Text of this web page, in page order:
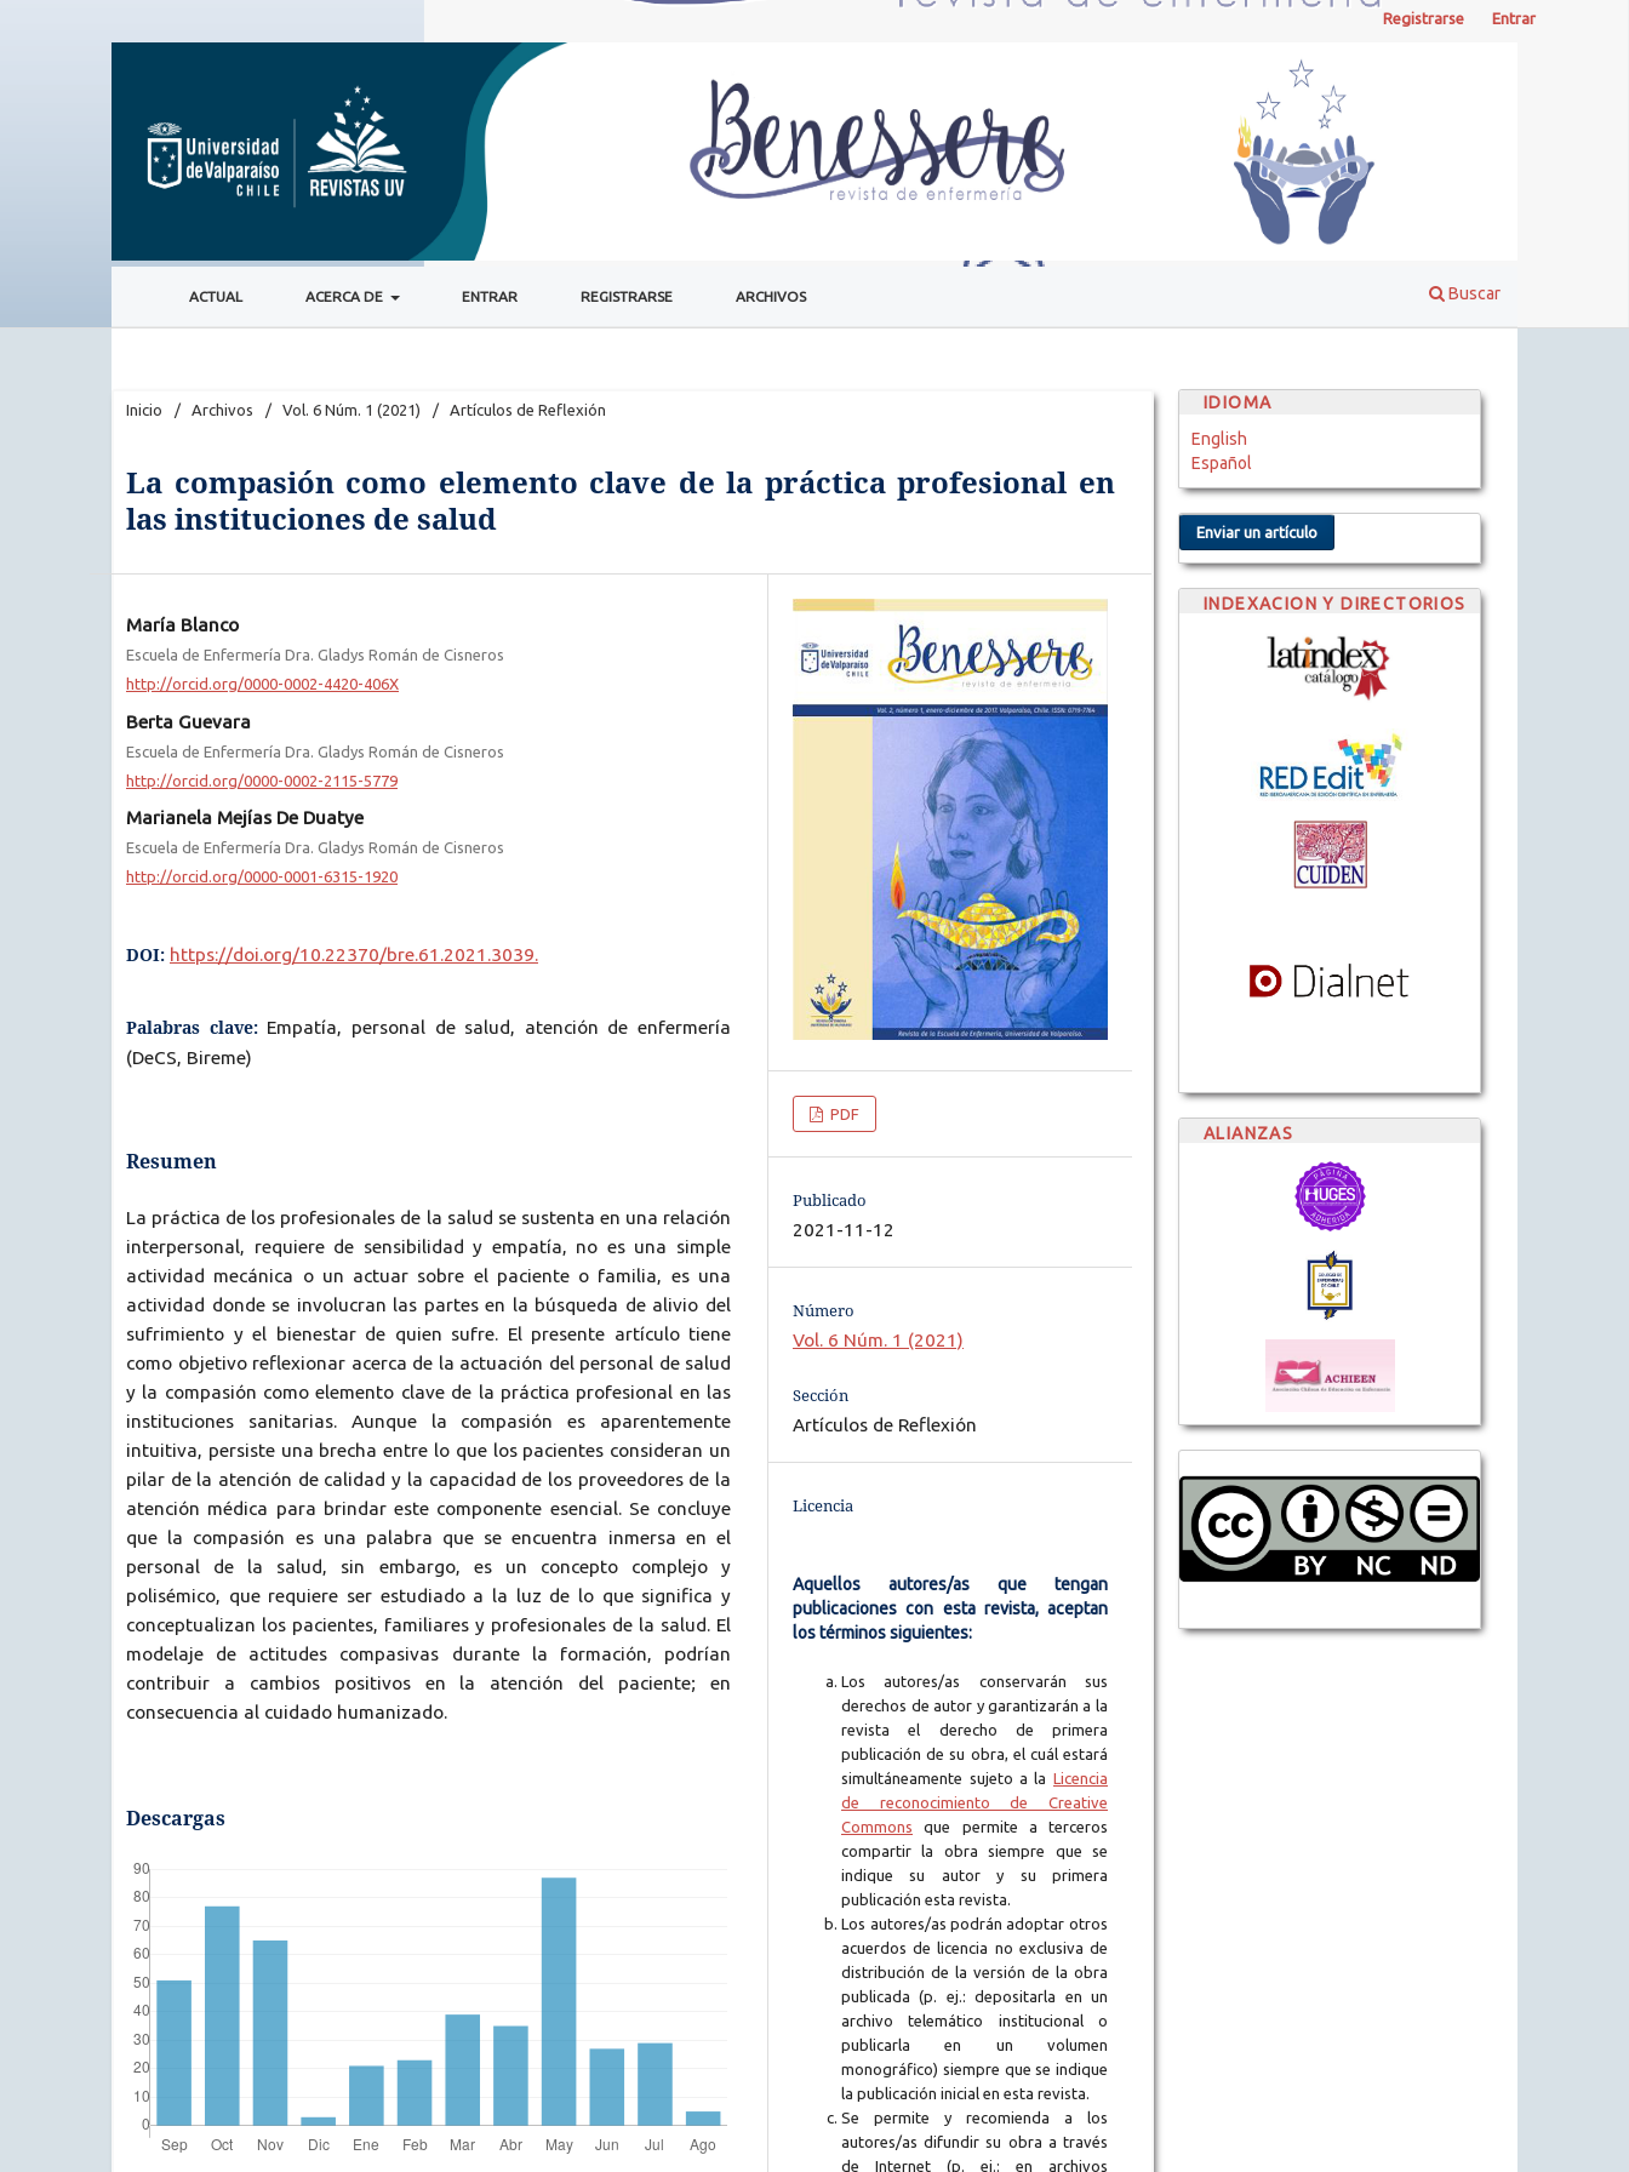
ACTUAL ACERCA DE ENTRAR REGISTRARSE ARCHIVOS Buscar
Registrarse Entrar
Inicio / Archivos / Vol. 6 Núm. 1 (2021) / Artículos de Reflexión
La compasión como elemento clave de la práctica profesional en
las instituciones de salud
María Blanco
Escuela de Enfermería Dra. Gladys Román de Cisneros
http://orcid.org/0000-0002-4420-406X
Berta Guevara
Escuela de Enfermería Dra. Gladys Román de Cisneros
http://orcid.org/0000-0002-2115-5779
Marianela Mejías De Duatye
Escuela de Enfermería Dra. Gladys Román de Cisneros
http://orcid.org/0000-0001-6315-1920
DOI: https://doi.org/10.22370/bre.61.2021.3039.
Palabras clave: Empatía, personal de salud, atención de enfermería
(DeCS, Bireme)
Resumen
La práctica de los profesionales de la salud se sustenta en una relación
interpersonal, requiere de sensibilidad y empatía, no es una simple
actividad mecánica o un actuar sobre el paciente o familia, es una
actividad donde se involucran las partes en la búsqueda de alivio del
sufrimiento y el bienestar de quien sufre. El presente artículo tiene
como objetivo reflexionar acerca de la actuación del personal de salud
y la compasión como elemento clave de la práctica profesional en las
instituciones sanitarias. Aunque la compasión es aparentemente
intuitiva, persiste una brecha entre lo que los pacientes consideran un
pilar de la atención de calidad y la capacidad de los proveedores de la
atención médica para brindar este componente esencial. Se concluye
que la compasión es una palabra que se encuentra inmersa en el
personal de la salud, sin embargo, es un concepto complejo y
polisémico, que requiere ser estudiado a la luz de lo que significa y
conceptualizan los pacientes, familiares y profesionales de la salud. El
modelaje de actitudes compasivas durante la formación, podrían
contribuir a cambios positivos en la atención del paciente; en
consecuencia al cuidado humanizado.
Descargas
PDF
Publicado
2021-11-12
Número
Vol. 6 Núm. 1 (2021)
Sección
Artículos de Reflexión
Licencia
Aquellos autores/as que tengan
publicaciones con esta revista, aceptan
los términos siguientes:
Los autores/as conservarán sus
derechos de autor y garantizarán a la
revista el derecho de primera
publicación de su obra, el cuál estará
simultáneamente sujeto a la Licencia
de reconocimiento de Creative
Commons que permite a terceros
compartir la obra siempre que se
indique su autor y su primera
publicación esta revista.
Los autores/as podrán adoptar otros
acuerdos de licencia no exclusiva de
distribución de la versión de la obra
publicada (p. ej.: depositarla en un
archivo telemático institucional o
publicarla en un volumen
monográfico) siempre que se indique
la publicación inicial en esta revista.
Se permite y recomienda a los
autores/as difundir su obra a través
de Internet (p. ej.: en archivos
IDIOMA
English
Español
Enviar un artículo
INDEXACION Y DIRECTORIOS
ALIANZAS